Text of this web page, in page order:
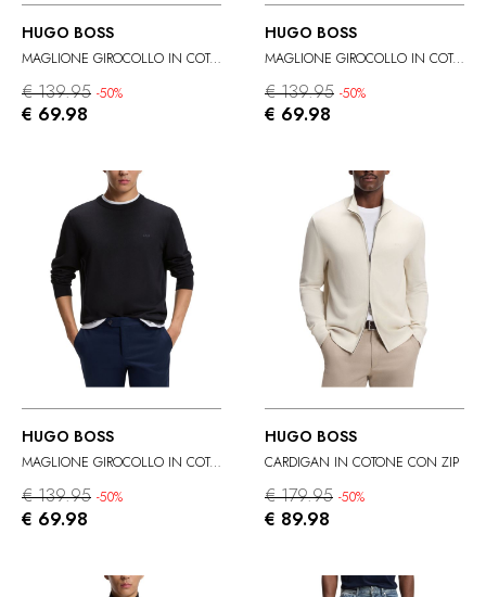
HUGO BOSS
MAGLIONE GIROCOLLO IN COTONE
€ 139.95 -50%
€ 69.98
HUGO BOSS
MAGLIONE GIROCOLLO IN COTONE
€ 139.95 -50%
€ 69.98
HUGO BOSS
MAGLIONE GIROCOLLO IN COTONE
€ 139.95 -50%
€ 69.98
HUGO BOSS
CARDIGAN IN COTONE CON ZIP
€ 179.95 -50%
€ 89.98